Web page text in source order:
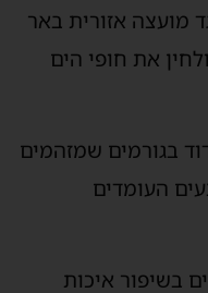
אזורית באר
את חופי הים
שמזהמים
העומדים
איכות